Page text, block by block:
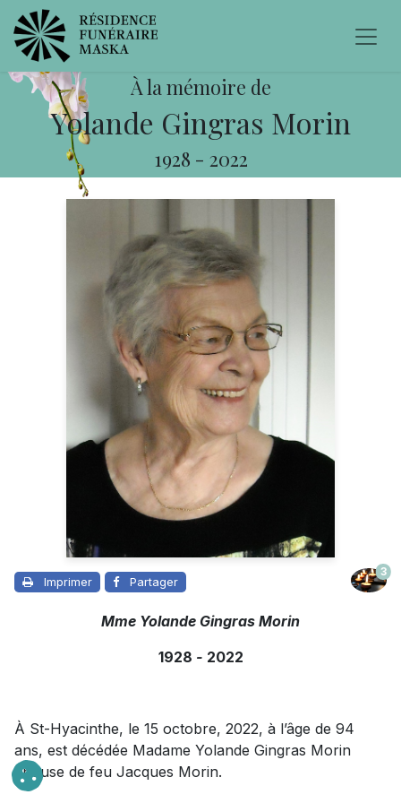
À la mémoire de
Yolande Gingras Morin
1928 - 2022
Imprimer Partager
3
Mme Yolande Gingras Morin
1928 - 2022
À St-Hyacinthe, le 15 octobre, 2022, à l’âge de 94
ans, est décédée Madame Yolande Gingras Morin
épouse de feu Jacques Morin.